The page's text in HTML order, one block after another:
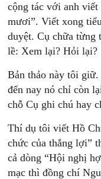
cộng tác với anh
mươi”. Viết xong
duyệt. Cụ chữa từng
lề: Xem lại? Hỏi lại?
Bản thảo này tôi
đến nay nó chỉ còn
chỗ Cụ ghi chú hay
Thí dụ tôi viết Hồ
chức của thắng lợi”
cả dòng “Hội nghị
mạc thì đồng chí